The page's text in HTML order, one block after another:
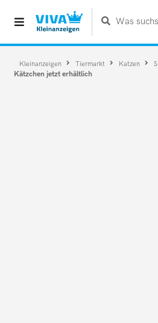
Was
Kleinanzeigen Tiermarkt Katzen
Kätzchen jetzt erhältlich